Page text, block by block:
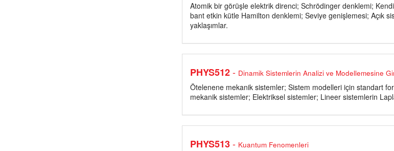
Atomik bir görüşle elektrik direnci; Schrödinger denklemi;
bant etkin kütle Hamilton denklemi; Seviye genişlemesi; Açık
yaklaşımlar.
PHYS512- Dinamik Sistemlerin Analizi ve Modellemesine
Ötelenene mekanik sistemler; Sistem modelleri için standart
mekanik sistemler; Elektriksel sistemler; Lineer sistemlerin
PHYS513- Kuantum Fenomenleri